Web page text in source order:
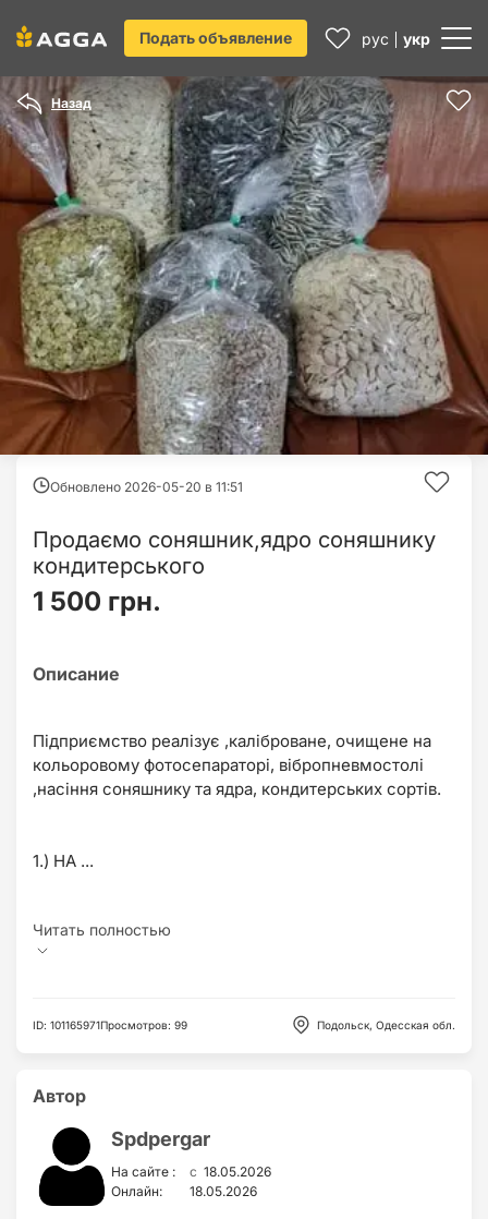
Подать объявление рус укр
Назад
Обновлено 2026-05-20 в 11:51
Продаємо соняшник,ядро соняшнику
кондитерського
1 500 грн.
Підприємство реалізує ,каліброване, очищене на
кольоровому фотосепараторі, вібропневмостолі
,насіння соняшнику та ядра, кондитерських сортів.
1.) НА ...
ID: 101165971Просмотров: 99 Подольск, Одесская обл.
Автор
Spdpergar
На сайте : c 18.05.2026
Онлайн:
18.05.2026